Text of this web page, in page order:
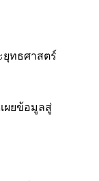
ทธศาสตร์
ผยข้อมูลสู่